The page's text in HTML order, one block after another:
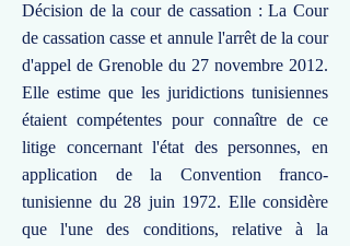
Décision de la cour de cassation : La Cour
de cassation casse et annule l'arrêt de la cour
d'appel de Grenoble du 27 novembre 2012.
Elle estime que les juridictions tunisiennes
étaient compétentes pour connaître de ce
litige concernant l'état des personnes, en
application de la Convention franco-
tunisienne du 28 juin 1972. Elle considère
que l'une des conditions, relative à la